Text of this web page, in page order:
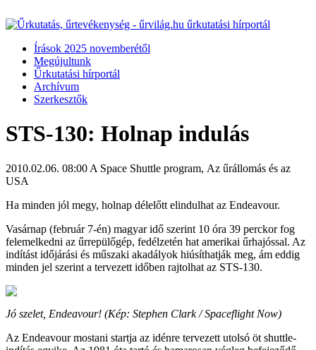
Írások 2025 novemberétől
Megújultunk
Űrkutatási hírportál
Archívum
Szerkesztők
STS-130: Holnap indulás
2010.02.06. 08:00 A Space Shuttle program, Az űrállomás és az
USA
Ha minden jól megy, holnap délelőtt elindulhat az Endeavour.
Vasárnap (február 7-én) magyar idő szerint 10 óra 39 perckor fog
felemelkedni az űrrepülőgép, fedélzetén hat amerikai űrhajóssal. Az
indítást időjárási és műszaki akadályok hiúsíthatják meg, ám eddig
minden jel szerint a tervezett időben rajtolhat az STS-130.
Jó szelet, Endeavour! (Kép: Stephen Clark / Spaceflight Now)
Az Endeavour mostani startja az idénre tervezett utolsó öt shuttle-